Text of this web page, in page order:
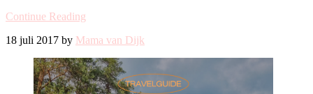
Continue Reading
18 juli 2017 by Mama van Dijk